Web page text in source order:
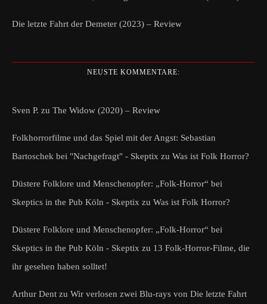
Die letzte Fahrt der Demeter (2023) – Review
NEUSTE KOMMENTARE:
Sven P. zu The Widow (2020) – Review
Folkhorrorfilme und das Spiel mit der Angst: Sebastian
Bartoschek bei "Nachgefragt" - Skeptix zu Was ist Folk Horror?
Düstere Folklore und Menschenopfer: „Folk-Horror“ bei
Skeptics in the Pub Köln - Skeptix zu Was ist Folk Horror?
Düstere Folklore und Menschenopfer: „Folk-Horror“ bei
Skeptics in the Pub Köln - Skeptix zu 13 Folk-Horror-Filme, die
ihr gesehen haben solltet!
Arthur Dent zu Wir verlosen zwei Blu-rays von Die letzte Fahrt